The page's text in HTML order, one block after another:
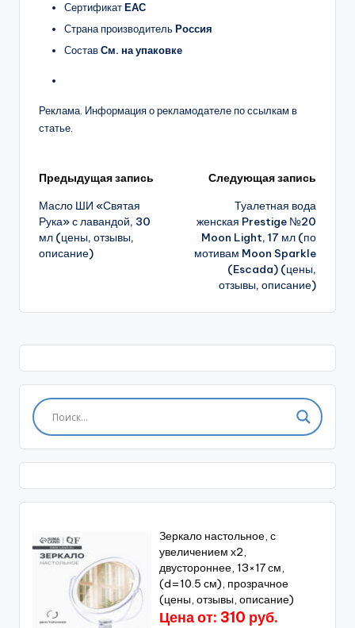
СертификатЕАС
Страна производительРоссия
СоставСм. на упаковке
Реклама. Информация о рекламодателе по ссылкам в
статье.
Навигация
записи
Предыдущая запись
Масло ШИ «Святая
Рука» с лавандой, 30
мл (цены, отзывы,
описание)
Следующая запись
Туалетная вода
женская Prestige №20
Moon Light, 17 мл (по
мотивам Moon Sparkle
(Escada) (цены,
отзывы, описание)
Зеркало настольное, с
увеличением х2,
двустороннее, 13×17 см,
(d=10.5 см), прозрачное
(цены, отзывы, описание)
Цена от: 310 руб.